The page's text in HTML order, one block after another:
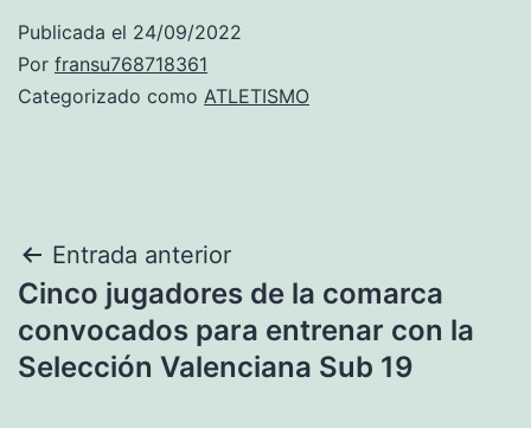
Publicada el 24/09/2022
Por fransu768718361
Categorizado como ATLETISMO
Navegación
de
entradas
Entrada anterior
Cinco jugadores de la comarca
convocados para entrenar con la
Selección Valenciana Sub 19